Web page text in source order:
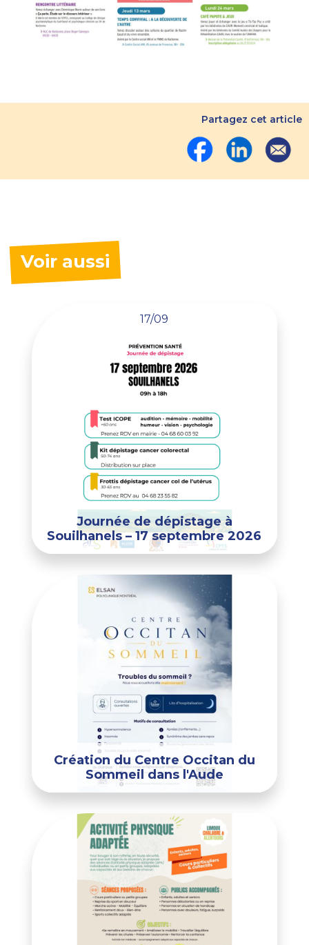
Partagez cet article
Voir aussi
17/09
Journée de dépistage à
Souilhanels – 17 septembre 2026
Création du Centre Occitan du
Sommeil dans l'Aude